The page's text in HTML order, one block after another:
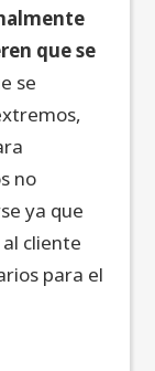
que se
se
no
ya que
cliente
para el